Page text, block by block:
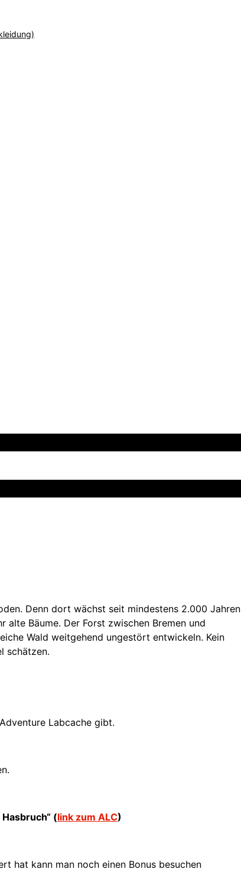
Denn dort wächst seit mindestens 2.000 Jahren
alte Bäume. Der Forst zwischen Bremen und
Wald weitgehend ungestört entwickeln. Kein
schätzen.
Labcache gibt.
(link zum ALC)
hat kann man noch einen Bonus besuchen